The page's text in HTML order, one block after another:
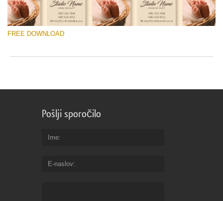
FREE DOWNLOAD
Pošlji sporočilo
Ime
E-naslov